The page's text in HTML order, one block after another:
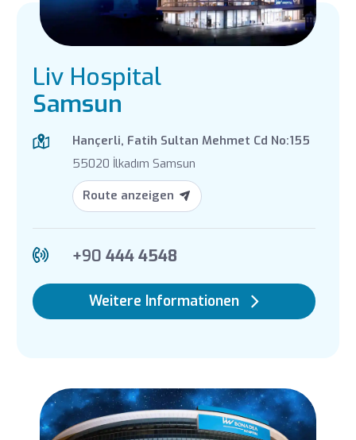
Liv Hospital
Samsun
Hançerli, Fatih Sultan Mehmet Cd No:155
55020 İlkadım Samsun
Route anzeigen
+90 444 4548
Weitere Informationen